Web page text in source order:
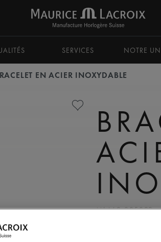
SERVICES NOTRE
EN ACIER INOXYDABLE
ML460-005022